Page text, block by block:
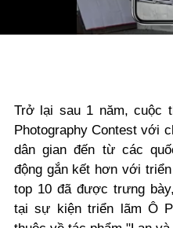
Trở lại sau 1 năm, cuộc
Photography Contest với
dân gian đến từ các
động gắn kết hơn với
top 10 đã được trưng
tại sự kiện triển lãm Ô